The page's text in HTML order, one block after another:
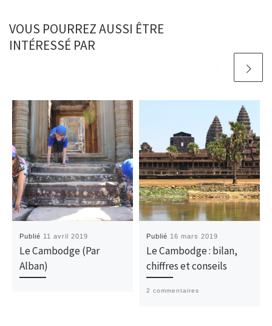
VOUS POURREZ AUSSI ÊTRE
INTÉRESSÉ PAR
Publié 11 avril 2019
Le Cambodge (Par
Alban)
Publié 16 mars 2019
Le Cambodge : bilan,
chiffres et conseils
2 commentaires